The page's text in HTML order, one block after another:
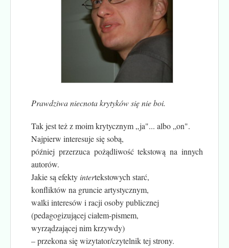
Prawdziwa niecnota krytyków się nie boi.
Tak jest też z moim krytycznym „ja"... albo „on".
Najpierw interesuje się sobą,
później przerzuca pożądliwość tekstową na innych
autorów.
Jakie są efektyintertekstowych starć,
konfliktów na gruncie artystycznym,
walki interesów i racji osoby publicznej
(pedagogizującej ciałem-pismem,
wyrządzającej nim krzywdy)
– przekona się wizytator/czytelnik tej strony.